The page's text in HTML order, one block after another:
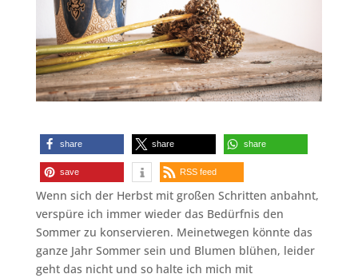
share share share
save RSS feed
Wenn sich der Herbst mit großen Schritten anbahnt,
verspüre ich immer wieder das Bedürfnis den
Sommer zu konservieren. Meinetwegen könnte das
ganze Jahr Sommer sein und Blumen blühen, leider
geht das nicht und so halte ich mich mit